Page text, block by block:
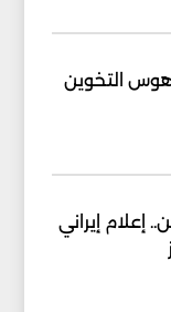
التخوين
إيراني